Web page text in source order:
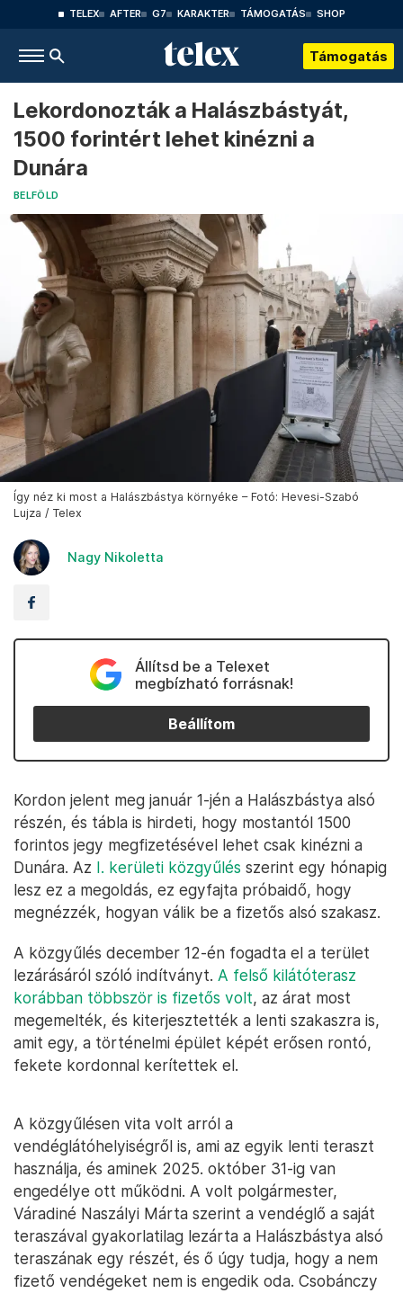
TELEX AFTER G7 KARAKTER TÁMOGATÁS SHOP
Támogatás
Lekordonozták a Halászbástyát,
1500 forintért lehet kinézni a
Dunára
BELFÖLD
Így néz ki most a Halászbástya környéke – Fotó: Hevesi-Szabó
Lujza / Telex
Nagy Nikoletta
Állítsd be a Telexet
megbízható forrásnak!
Beállítom
Kordon jelent meg január 1-jén a Halászbástya alsó
részén, és tábla is hirdeti, hogy mostantól 1500
forintos jegy megfizetésével lehet csak kinézni a
Dunára. Az I. kerületi közgyűlés szerint egy hónapig
lesz ez a megoldás, ez egyfajta próbaidő, hogy
megnézzék, hogyan válik be a fizetős alsó szakasz.
A közgyűlés december 12-én fogadta el a terület
lezárásáról szóló indítványt. A felső kilátóterasz
korábban többször is fizetős volt, az árat most
megemelték, és kiterjesztették a lenti szakaszra is,
amit egy, a történelmi épület képét erősen rontó,
fekete kordonnal kerítettek el.
A közgyűlésen vita volt arról a
vendéglátóhelyiségről is, ami az egyik lenti teraszt
használja, és aminek 2025. október 31-ig van
engedélye ott működni. A volt polgármester,
Váradiné Naszályi Márta szerint a vendéglő a saját
teraszával gyakorlatilag lezárta a Halászbástya alsó
teraszának egy részét, és ő úgy tudja, hogy a nem
fizető vendégeket nem is engedik oda. Csobánczy